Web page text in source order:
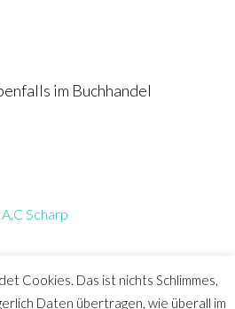
im Buchhandel
A.C Scharp
| Impressum|
Cookies. Das ist nichts Schlimmes,
Daten übertragen, wie überall im